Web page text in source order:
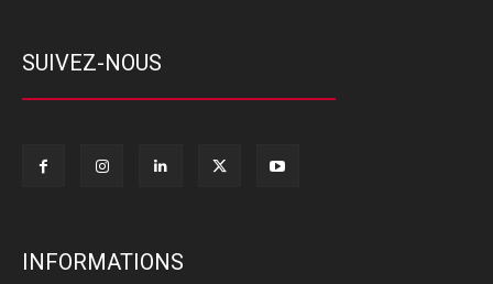
SUIVEZ-NOUS
INFORMATIONS